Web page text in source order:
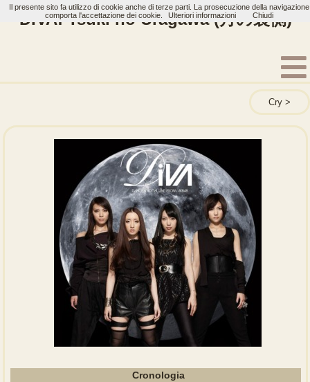
DIVA: Tsuki no Uragawa (月の裏側)
Cry
Cronologia
Il presente sito fa utilizzo di cookie anche di terze parti. La prosecuzione della navigazione
comporta l'accettazione dei cookie.
Ulteriori informazioni Chiudi